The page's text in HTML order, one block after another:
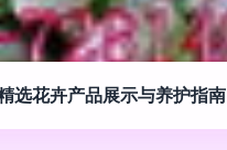
选花卉产品展示与养护指南